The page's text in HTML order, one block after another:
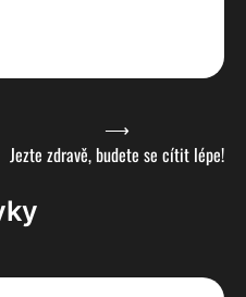
Jezte zdravě, budete se cítit lépe!
⟶